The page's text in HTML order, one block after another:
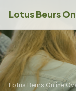
Lotus Beurs
Lotus Beurs Online›